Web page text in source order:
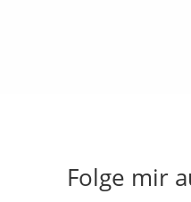
Folge mir